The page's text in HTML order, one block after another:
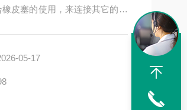
皮塞的使用，来连接其它的聚
05-17